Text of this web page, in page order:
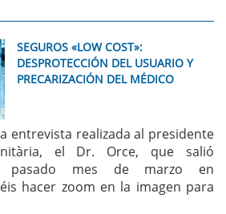
SEGUROS «LOW COST»:
DESPROTECCIÓN DEL USUARIO Y
PRECARIZACIÓN DEL MÉDICO
entrevista realizada al presidente
el Dr. Orce, que salió
pasado mes de marzo en
hacer zoom en la imagen para